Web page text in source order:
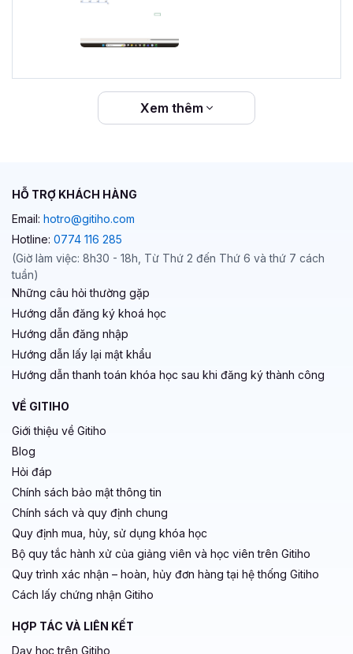
Xem thêm
HỖ TRỢ KHÁCH HÀNG
Email: hotro@gitiho.com
Hotline: 0774 116 285
(Giờ làm việc: 8h30 - 18h, Từ Thứ 2 đến Thứ 6 và thứ 7 cách
tuần)
Những câu hỏi thường gặp
Hướng dẫn đăng ký khoá học
Hướng dẫn đăng nhập
Hướng dẫn lấy lại mật khẩu
Hướng dẫn thanh toán khóa học sau khi đăng ký thành công
VỀ GITIHO
Giới thiệu về Gitiho
Blog
Hỏi đáp
Chính sách bảo mật thông tin
Chính sách và quy định chung
Quy định mua, hủy, sử dụng khóa học
Bộ quy tắc hành xử của giảng viên và học viên trên Gitiho
Quy trình xác nhận – hoàn, hủy đơn hàng tại hệ thống Gitiho
Cách lấy chứng nhận Gitiho
HỢP TÁC VÀ LIÊN KẾT
Dạy học trên Gitiho